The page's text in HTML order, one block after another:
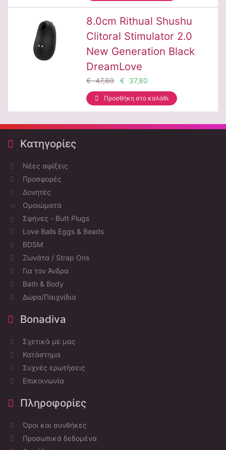
8.0cm Rithual Shushu
Clitoral Stimulator 2.0
New Generation Black
DreamLove
€ 47,80 € 37,80
Προσθήκη στο καλάθι
Κατηγορίες
Νέες αφίξεις
Προσφορές
Δονητές
Ομοιώματα
Σφήνες - Butt Plugs
Love Balls Eggs & Beads
BDSM
Ζωνάτα / Strap Ons
Για τον Άνδρα
Bath & Body
Δώρα/Παιχνίδια
Bonadiva
Σχετικά με μας
Κατάστημα
Συχνές ερωτήσεις
Επικοινωνία
Πληροφορίες
Όροι και συνθήκες
Προσωπικά δεδομένα